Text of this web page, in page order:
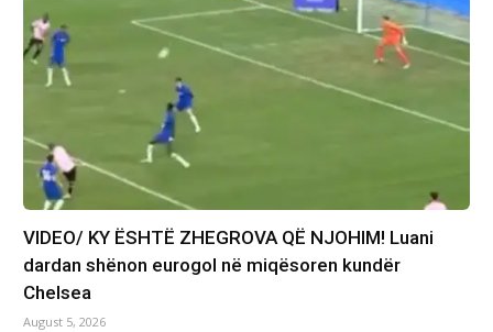
VIDEO/ KY ËSHTË ZHEGROVA QË NJOHIM! Luani
dardan shënon eurogol në miqësoren kundër
Chelsea
August 5, 2026